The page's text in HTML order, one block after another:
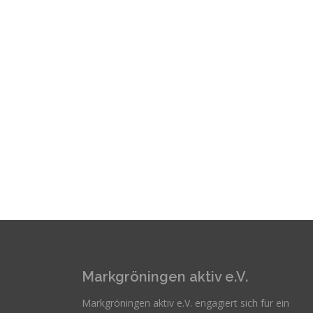
Markgröningen aktiv e.V.
Markgröningen aktiv e.V. engagiert sich für ein